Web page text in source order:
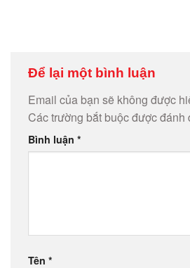
Để lại một bình luận
Email của bạn sẽ không được
Các trường bắt buộc được đánh
Bình luận *
Tên *